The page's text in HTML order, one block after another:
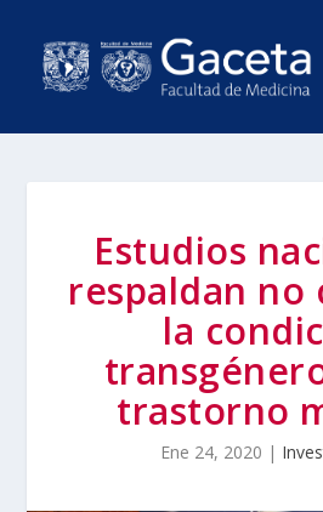
Estudios
respaldan no
la
trastorno
Ene 24, 2020 |